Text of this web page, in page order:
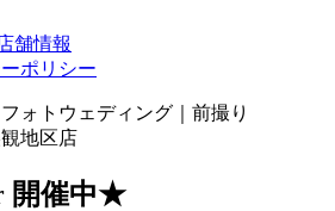
舗情報
ポリシー
ォトウェディング｜前撮り
地区店
開催中★